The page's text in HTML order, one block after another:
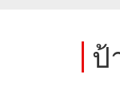
ป้